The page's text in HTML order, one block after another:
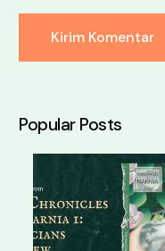
Popular Posts